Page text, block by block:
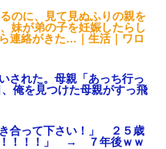
でしょ？俺のＤＶＤコピっと
てよ」
【驚愕】養育費を払い続けた
職場で電話を取った新入社員
主な税金の成り立ちを調べて
のに、見て見ぬふりの親を
妹が弟の子を妊娠したらし
連絡がきた…｜生活｜ワロ
された。母親「あっち行っ
俺を見つけた母親がすっ飛
合って下さい！」 ２５歳
！！！！」 → ７年後ｗｗ